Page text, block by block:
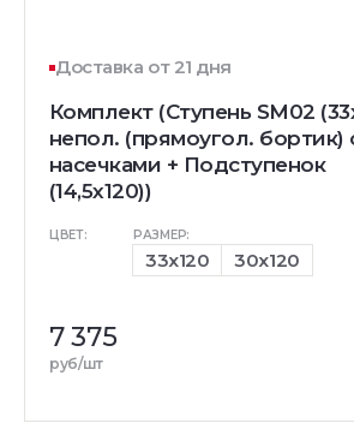
Доставка от 21 дня
Комплект (Ступень SM02
непол. (прямоугол. бортик)
насечками + Подступенок
(14,5x120))
ЦВЕТ: РАЗМЕР:
33x120 30x120
7 375
руб/шт